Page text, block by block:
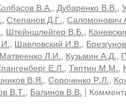
В.А., Дубаренко В.В.,
, Степанов Д.Г., Саломонович
, Штейншлейгер В.Б.,
, Шавловский И.В.,
Матвеенко Л.И., Кузьмин А.Д.,
Е.Л., Тяптин М.М.,
В.Я., Сороченко Р.Л.,
В.Т., Балинов В.В. |